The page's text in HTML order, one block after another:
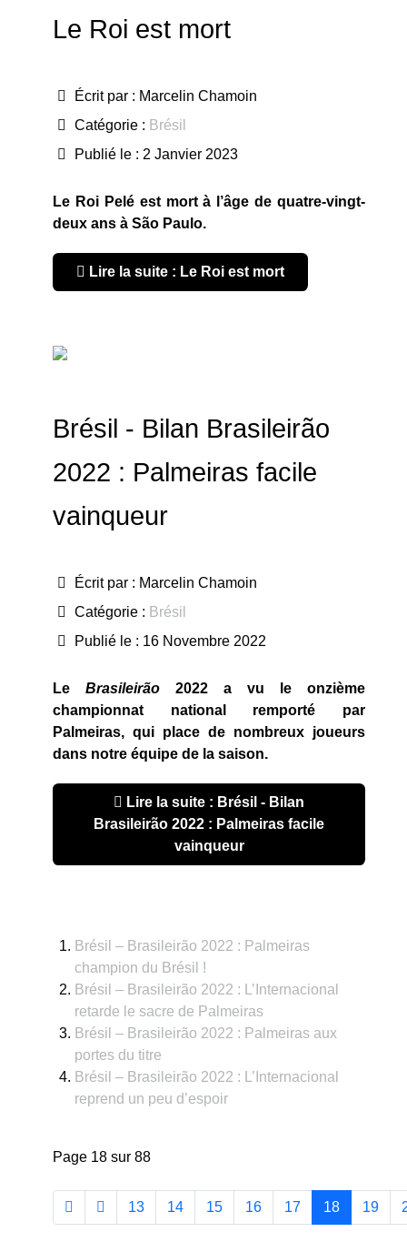
Le Roi est mort
Écrit par : Marcelin Chamoin
Catégorie : Brésil
Publié le : 2 Janvier 2023
Le Roi Pelé est mort à l’âge de quatre-vingt-
deux ans à São Paulo.
Lire la suite : Le Roi est mort
Brésil - Bilan Brasileirão
2022 : Palmeiras facile
vainqueur
Écrit par : Marcelin Chamoin
Catégorie : Brésil
Publié le : 16 Novembre 2022
Le Brasileirão 2022 a vu le onzième
championnat national remporté par
Palmeiras, qui place de nombreux joueurs
dans notre équipe de la saison.
Lire la suite : Brésil - Bilan
Brasileirão 2022 : Palmeiras facile
vainqueur
Brésil – Brasileirão 2022 : Palmeiras
champion du Brésil !
Brésil – Brasileirão 2022 : L’Internacional
retarde le sacre de Palmeiras
Brésil – Brasileirão 2022 : Palmeiras aux
portes du titre
Brésil – Brasileirão 2022 : L’Internacional
reprend un peu d’espoir
Page 18 sur 88
13 14 15 16 17 18 19